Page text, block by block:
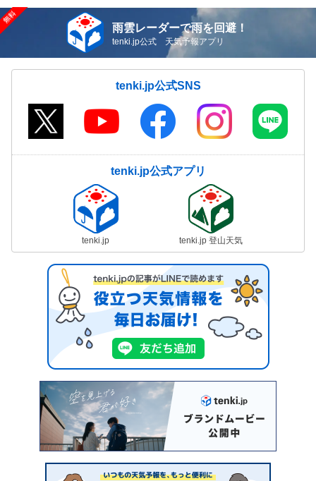
雨雲レーダーで雨を回避！
tenki.jp公式 天気予報アプリ
tenki.jp公式SNS
tenki.jp公式アプリ
tenki.jp tenki.jp 登山天気